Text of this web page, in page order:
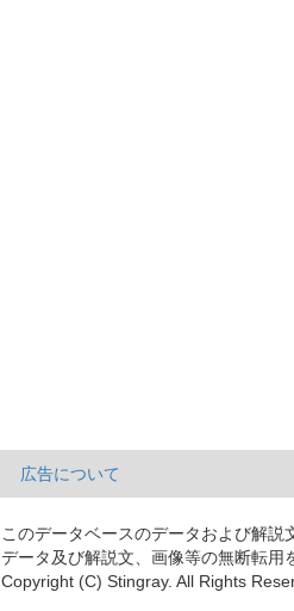
広告について
このデータベースのデータおよび解説
データ及び解説文、画像等の無断転用
Copyright (C) Stingray. All Rights